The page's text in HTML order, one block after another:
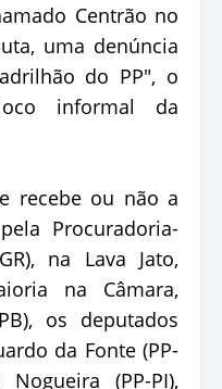
Centrão no
uma denúncia
do PP", o
informal da
recebe ou não a
Procuradoria-
na Lava Jato,
na Câmara,
os deputados
da Fonte (PP-
(PP-PI),